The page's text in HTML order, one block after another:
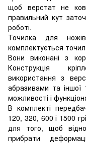
щоб верстат не
правильний кут
роботі.
Точилка для
комплектується
Вони виконані з
Конструкція
використання з
абразивами та
можливості і
В комплекті
120, 320, 600 і 1500
для того, щоб
прибрати